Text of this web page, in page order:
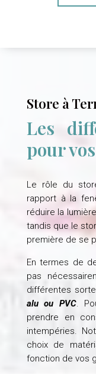
Store à
Les
pour
Le rôle du
rapport à la
réduire la
tandis que le
première de se
En termes de
pas
différentes
alu ou PVC.
prendre en
intempéries.
choix de
fonction de vos